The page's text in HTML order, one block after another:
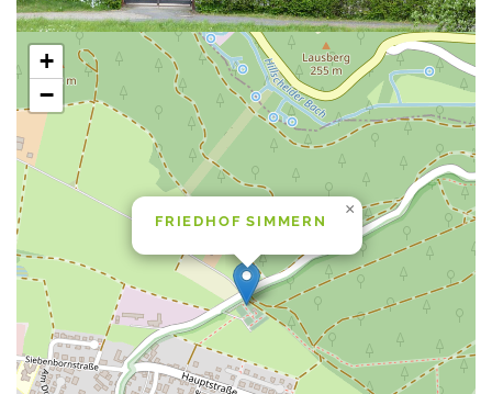
FRIEDHOF SIMMERN
×
+
−